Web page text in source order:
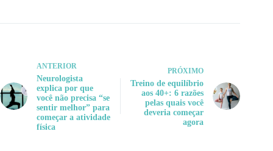
ANTERIOR
Neurologista
explica por que
você não precisa “se
sentir melhor” para
começar a atividade
física
PRÓXIMO
Treino de equilíbrio
aos 40+: 6 razões
pelas quais você
deveria começar
agora